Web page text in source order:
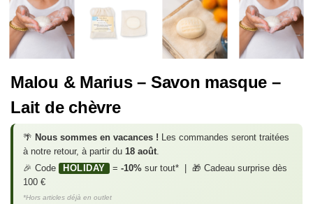
Malou & Marius – Savon masque –
Lait de chèvre
🌴 Nous sommes en vacances ! Les commandes seront traitées
à notre retour, à partir du 18 août.
🎉 Code
HOLIDAY = -10%sur tout* | 🎁 Cadeau surprise dès
100 €
*Hors articles déjà en outlet